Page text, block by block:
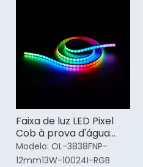
Faixa de luz LED Pixel
Cob à prova d'água
Fabricante
Modelo: OL-3838FNP-
12mm13W-10024I-RGB